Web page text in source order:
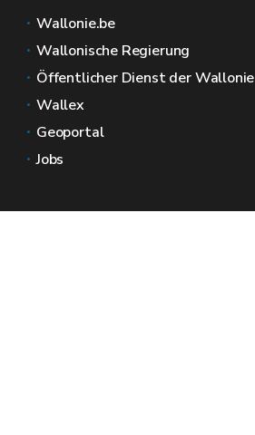
Wallonie.be
Wallonische Regierung
Öffentlicher Dienst der Wallonie
Wallex
Geoportal
Jobs